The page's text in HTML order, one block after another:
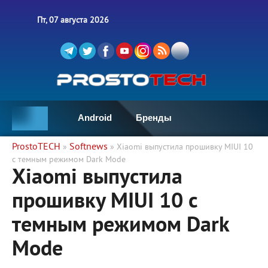
Пт, 07 августа 2026
Android Бренды
ProstoTECH » Softnews » Xiaomi выпустила прошивку MIUI 10
с темным режимом Dark Mode
Xiaomi выпустила
прошивку MIUI 10 с
темным режимом Dark
Mode